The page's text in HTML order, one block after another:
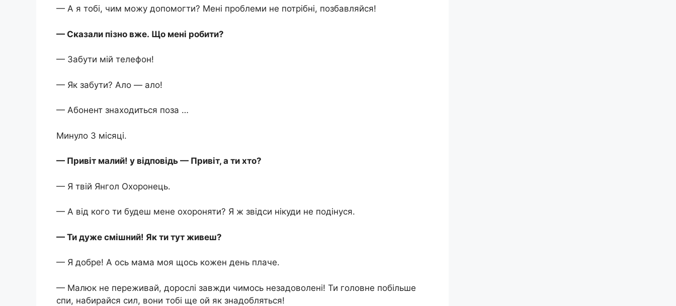
— А я тобі, чим можу допомогти? Мені проблеми не потрібні, позбавляйся!
— Сказали пізно вже. Що мені робити?
— Забути мій телефон!
— Як забути? Ало — ало!
— Абонент знаходиться поза …
Минуло 3 місяці.
— Привіт малий! у відповідь — Привіт, а ти хто?
— Я твій Янгол Охоронець.
— А від кого ти будеш мене охороняти? Я ж звідси нікуди не подінуся.
— Ти дуже смішний! Як ти тут живеш?
— Я добре! А ось мама моя щось кожен день плаче.
— Малюк не переживай, дорослі завжди чимось незадоволені! Ти головне побільше
спи, набирайся сил, вони тобі ще ой як знадобляться!